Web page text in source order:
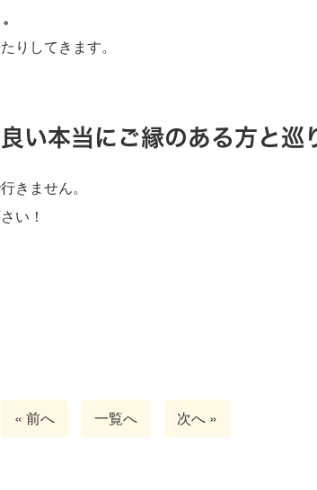
りしてきます。
い本当にご縁のある方と巡
きません。
い！
« 前へ 一覧へ 次へ »